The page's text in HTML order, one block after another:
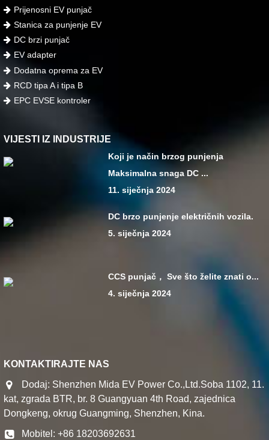
Prijenosni EV punjač
Stanica za punjenje EV
DC brzi punjač
EV adapter
Dodatna oprema za EV
RCD tipa A i tipa B
EPC EVSE kontroler
VIJESTI IZ INDUSTRIJE
Koji je način brzog punjenja
Maksimalna snaga DC ...
11. siječnja 2024
DC brzo punjenje električnih vozila.
5. siječnja 2024
CCS punjač， Sve što želite znati o...
4. siječnja 2024
KONTAKTIRAJTE NAS
Dodaj: Shenzhen Mida EV Power Co.,Ltd.Soba 1102, 11.
kat, zgrada BTR, br. 8 Guangyuan 4th Road, zajednica
Dongkeng, okrug Guangming, Shenzhen, Kina.
Mobitel: +86 18203692631